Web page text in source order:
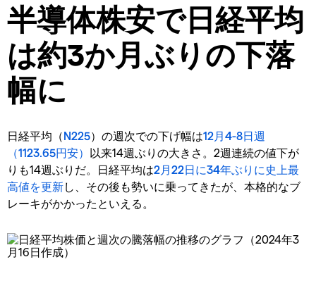
半導体株安で日経平均
は約3か月ぶりの下落
幅に
日経平均（N225）の週次での下げ幅は12月4-8日週
（1123.65円安） 以来14週ぶりの大きさ。2週連続の値下が
りも14週ぶりだ。日経平均は2月22日に34年ぶりに史上最
高値を更新し、その後も勢いに乗ってきたが、本格的なブ
レーキがかかったといえる。